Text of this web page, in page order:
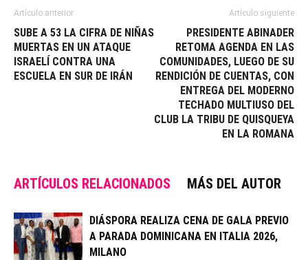
Artículo anterior
SUBE A 53 LA CIFRA DE NIÑAS
MUERTAS EN UN ATAQUE
ISRAELÍ CONTRA UNA
ESCUELA EN SUR DE IRÁN
Artículo siguiente
PRESIDENTE ABINADER
RETOMA AGENDA EN LAS
COMUNIDADES, LUEGO DE SU
RENDICIÓN DE CUENTAS, CON
ENTREGA DEL MODERNO
TECHADO MULTIUSO DEL
CLUB LA TRIBU DE QUISQUEYA
EN LA ROMANA
ARTÍCULOS RELACIONADOS MÁS DEL AUTOR
DIÁSPORA REALIZA CENA DE GALA PREVIO
A PARADA DOMINICANA EN ITALIA 2026,
MILANO